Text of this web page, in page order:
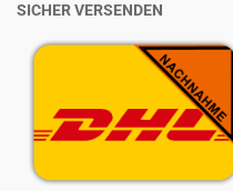
SICHER VERSENDEN